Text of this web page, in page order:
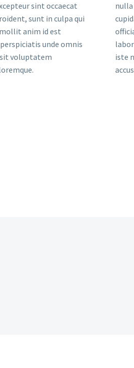
sint occaecat
sunt in culpa qui
anim id est
unde omnis
voluptatem
iste